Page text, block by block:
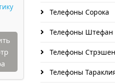
Телефоны Сорока
Телефоны Штефан
Телефоны
Телефоны